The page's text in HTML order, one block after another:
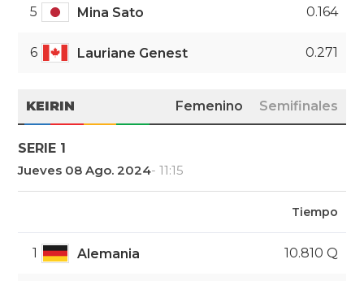
5 Mina Sato 0.164
6 Lauriane Genest 0.271
KEIRIN Femenino Semifinales
SERIE 1
Jueves 08 Ago. 2024- 11:15
Tiempo
1 Alemania 10.810 Q